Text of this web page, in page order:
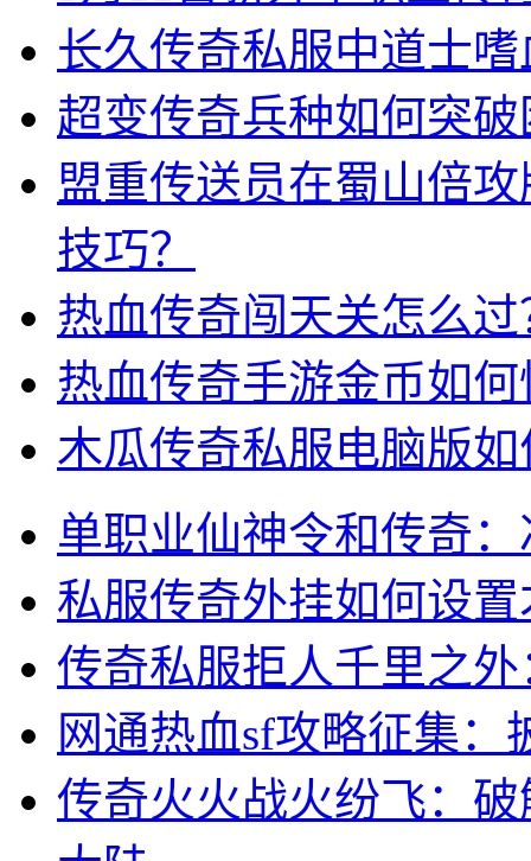
长久传奇私服中道士
超变传奇兵种如何突
盟重传送员在蜀山倍
技巧？
热血传奇闯天关怎么
热血传奇手游金币如
木瓜传奇私服电脑版
单职业仙神令和传奇
私服传奇外挂如何设
传奇私服拒人千里之
网通热血sf攻略征集：
传奇火火战火纷飞：